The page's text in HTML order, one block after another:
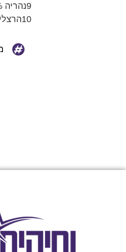
9נהריה 45%
10הרצליה -75%